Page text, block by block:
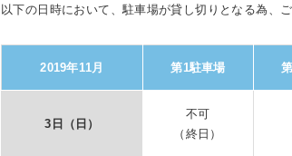
以下の日時において、駐車場が貸し切りとなる為、
2019年11月 第1駐車場
3日（日）
不可
（終日）